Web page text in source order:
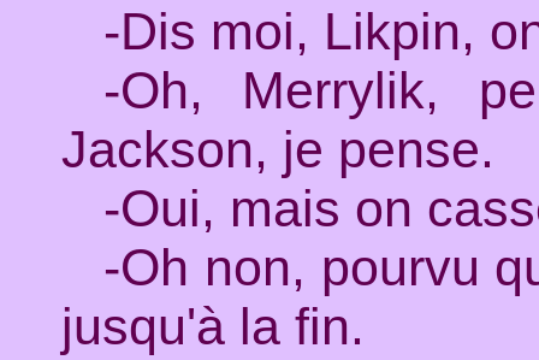
-Dis moi, Likpin,
-Oh, Merrylik,
Jackson, je pense.
-Oui, mais on
-Oh non, pourvu
jusqu'à la fin.